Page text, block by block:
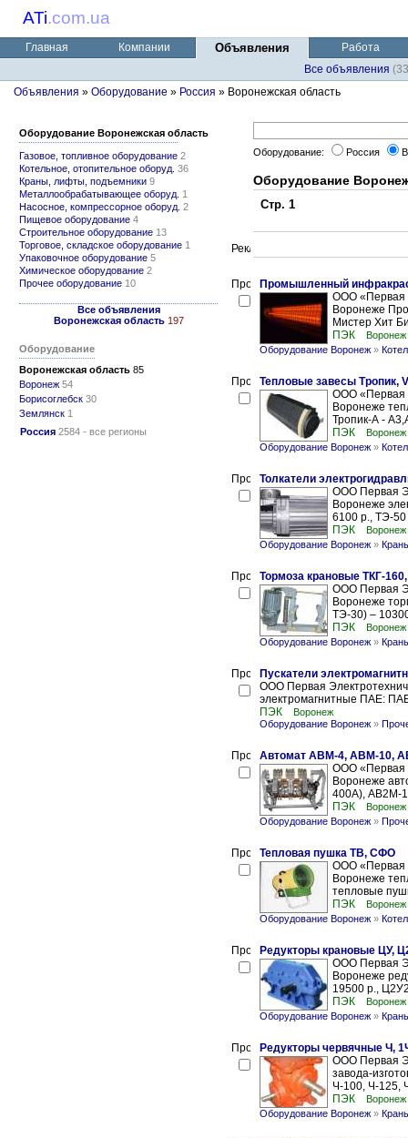
ATi.com.ua
Главная Компании Объявления
Работа
Все объявления
Объявления » Оборудование » Россия » Воронежская область
Оборудование Воронежская область
Газовое, топливное оборудование 2
Котельное, отопительное оборуд. 36
Краны, лифты, подъемники 9
Металлообрабатывающее оборуд. 1
Насосное, компрессорное оборуд. 2
Пищевое оборудование 4
Строительное оборудование 13
Торговое, складское оборудование 1
Упаковочное оборудование 5
Химическое оборудование 2
Прочее оборудование 10
Все объявления
Воронежская область 197
Оборудование
Воронежская область 85
Воронеж 54
Борисоглебск 30
Землянск 1
Россия 2584 - все регионы
Оборудование: Россия
Оборудование
Стр. 1
Промышленный
ООО «Первая
Воронеже
Мистер Хит
ПЭК
Воронеж
Оборудование Воронеж »
Тепловые завесы Тропик,
ООО «Первая
Воронеже
Тропик-А -
ПЭК
Воронеж
Оборудование Воронеж »
Толкатели
ООО Первая
Воронеже
6100 р., ТЭ-
ПЭК
Воронеж
Оборудование Воронеж »
Тормоза крановые ТКГ-
ООО Первая
Воронеже
ТЭ-30) –
ПЭК
Воронеж
Оборудование Воронеж »
Пускатели
ООО Первая
электромагнитные ПАЕ:
ПЭК
Воронеж
Оборудование Воронеж »
Автомат АВМ-4, АВМ-10,
ООО «Первая
Воронеже
400А), АВ2М-
ПЭК
Воронеж
Оборудование Воронеж »
Тепловая пушка ТВ, СФО
ООО «Первая
Воронеже
тепловые
ПЭК
Воронеж
Оборудование Воронеж »
Редукторы крановые ЦУ,
ООО Первая
Воронеже
19500 р.,
ПЭК
Воронеж
Оборудование Воронеж »
Редукторы червячные Ч,
ООО Первая
завода-
Ч-100, Ч-125,
ПЭК
Воронеж
Оборудование Воронеж »